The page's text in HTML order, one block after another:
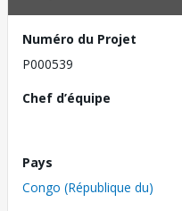
Numéro du Projet
P000539
Chef d’équipe
Pays
Congo (République du)